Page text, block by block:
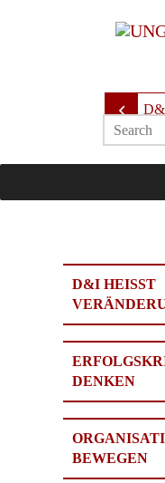
D&I HEISST
DENKEN
BEWEGEN